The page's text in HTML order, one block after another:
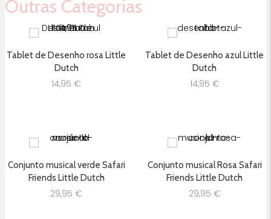
Outras Categorias
Tablet de Desenho rosa Little
Dutch
14,95 €
Tablet de Desenho azul Little
Dutch
14,95 €
Conjunto musical verde Safari
Friends Little Dutch
29,95 €
Conjunto musical Rosa Safari
Friends Little Dutch
29,95 €